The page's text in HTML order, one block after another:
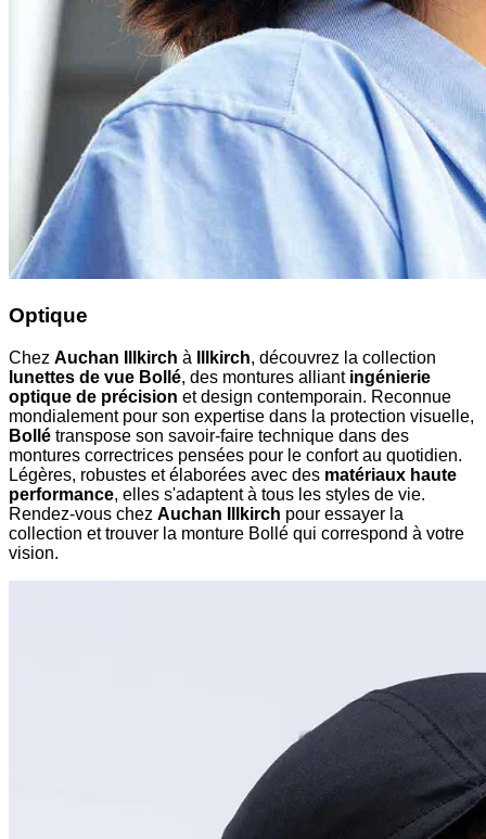
Optique
Chez Auchan Illkirch à Illkirch, découvrez la collection
lunettes de vue Bollé, des montures alliant ingénierie
optique de précision et design contemporain. Reconnue
mondialement pour son expertise dans la protection visuelle,
Bollé transpose son savoir-faire technique dans des
montures correctrices pensées pour le confort au quotidien.
Légères, robustes et élaborées avec des matériaux haute
performance, elles s'adaptent à tous les styles de vie.
Rendez-vous chez Auchan Illkirch pour essayer la
collection et trouver la monture Bollé qui correspond à votre
vision.